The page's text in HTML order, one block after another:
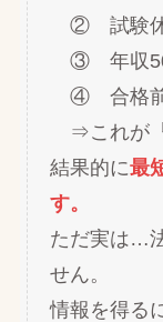
② 試験休
③ 年収
④ 合格前
⇒これが『
結果的に最
す。
ただ実は…
せん。
情報を得る